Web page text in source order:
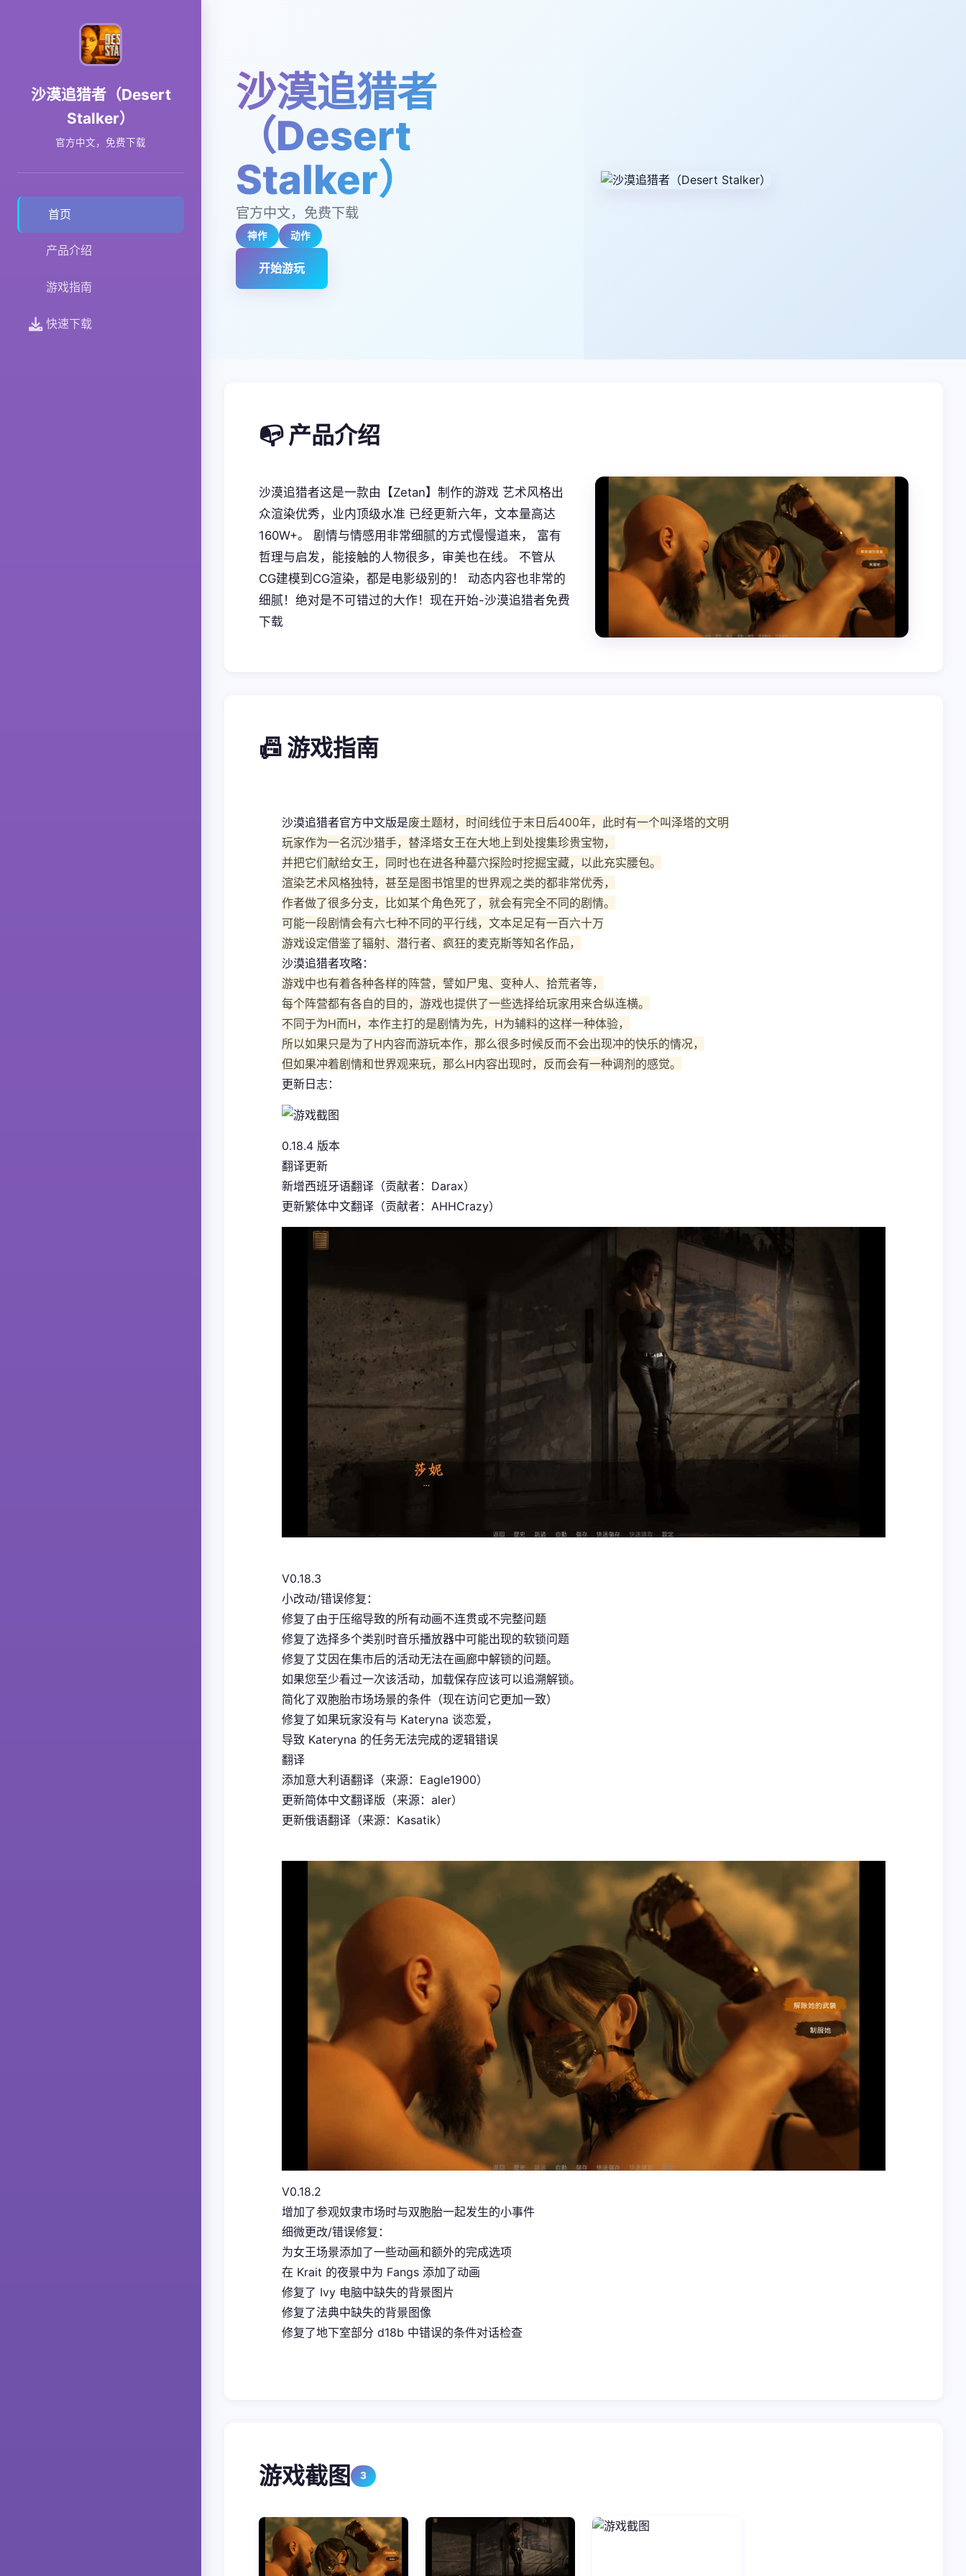
沙漠追猎者（Desert
Stalker）
官方中文，免费下载
首页
产品介绍
游戏指南
快速下载
沙漠追猎者
（Desert
Stalker）
官方中文，免费下载
神作 动作
开始游玩
📭 产品介绍
沙漠追猎者这是一款由【Zetan】制作的游戏 艺术风格出
众渲染优秀，业内顶级水准 已经更新六年，文本量高达
160W+。 剧情与情感用非常细腻的方式慢慢道来， 富有
哲理与启发，能接触的人物很多，审美也在线。 不管从
CG建模到CG渲染，都是电影级别的！ 动态内容也非常的
细腻！绝对是不可错过的大作！现在开始-沙漠追猎者免费
下载
📠 游戏指南
沙漠追猎者官方中文版是废土题材，时间线位于末日后400年，此时有一个叫泽塔的文明
玩家作为一名沉沙猎手，替泽塔女王在大地上到处搜集珍贵宝物，
并把它们献给女王，同时也在进各种墓穴探险时挖掘宝藏，以此充实腰包。
渲染艺术风格独特，甚至是图书馆里的世界观之类的都非常优秀，
作者做了很多分支，比如某个角色死了，就会有完全不同的剧情。
可能一段剧情会有六七种不同的平行线，文本足足有一百六十万
游戏设定借鉴了辐射、潜行者、疯狂的麦克斯等知名作品，
沙漠追猎者攻略：
游戏中也有着各种各样的阵营，譬如尸鬼、变种人、拾荒者等，
每个阵营都有各自的目的，游戏也提供了一些选择给玩家用来合纵连横。
不同于为H而H，本作主打的是剧情为先，H为辅料的这样一种体验，
所以如果只是为了H内容而游玩本作，那么很多时候反而不会出现冲的快乐的情况，
但如果冲着剧情和世界观来玩，那么H内容出现时，反而会有一种调剂的感觉。
更新日志：
0.18.4 版本
翻译更新
新增西班牙语翻译（贡献者：Darax）
更新繁体中文翻译（贡献者：AHHCrazy）
V0.18.3
小改动/错误修复：
修复了由于压缩导致的所有动画不连贯或不完整问题
修复了选择多个类别时音乐播放器中可能出现的软锁问题
修复了艾因在集市后的活动无法在画廊中解锁的问题。
如果您至少看过一次该活动，加载保存应该可以追溯解锁。
简化了双胞胎市场场景的条件（现在访问它更加一致）
修复了如果玩家没有与 Kateryna 谈恋爱，
导致 Kateryna 的任务无法完成的逻辑错误
翻译
添加意大利语翻译（来源：Eagle1900）
更新简体中文翻译版（来源：aler）
更新俄语翻译（来源：Kasatik）
V0.18.2
增加了参观奴隶市场时与双胞胎一起发生的小事件
细微更改/错误修复：
为女王场景添加了一些动画和额外的完成选项
在 Krait 的夜景中为 Fangs 添加了动画
修复了 Ivy 电脑中缺失的背景图片
修复了法典中缺失的背景图像
修复了地下室部分 d18b 中错误的条件对话检查
游戏截图 3